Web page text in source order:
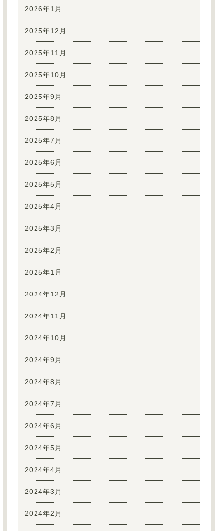
2026年1月
2025年12月
2025年11月
2025年10月
2025年9月
2025年8月
2025年7月
2025年6月
2025年5月
2025年4月
2025年3月
2025年2月
2025年1月
2024年12月
2024年11月
2024年10月
2024年9月
2024年8月
2024年7月
2024年6月
2024年5月
2024年4月
2024年3月
2024年2月